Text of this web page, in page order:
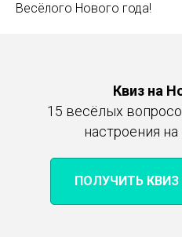
Весёлого Нового года!
Квиз на
15 весёлых
настроения
ПОЛУЧИТЬ